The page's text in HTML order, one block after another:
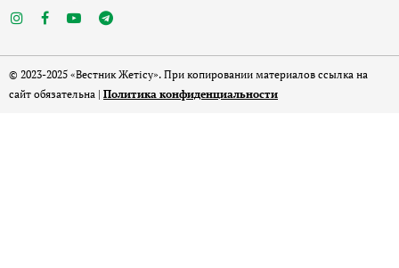
© 2023-2025 «Вестник Жетісу». При копировании материалов ссылка на
сайт обязательна | Политика конфиденциальности